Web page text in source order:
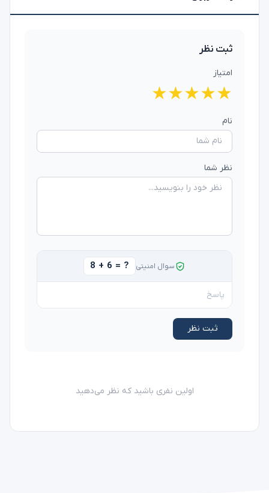
ثبت نظر
امتیاز
★
★
★
★
★
نام
نظر شما
سوال امنیتی 8 + 6 = ?
ثبت نظر
اولین نفری باشید که نظر می‌دهید